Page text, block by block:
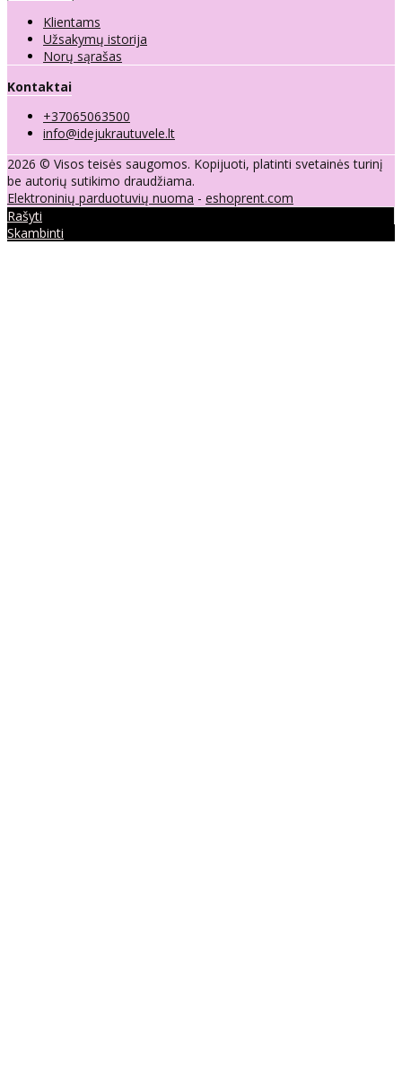
Klientams
Užsakymų istorija
Norų sąrašas
Kontaktai
+37065063500
info@idejukrautuvele.lt
2026 © Visos teisės saugomos. Kopijuoti, platinti svetainės turinį
be autorių sutikimo draudžiama.
Elektroninių parduotuvių nuoma - eshoprent.com
Rašyti
Skambinti